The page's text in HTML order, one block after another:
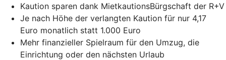
Kaution sparen dank MietkautionsBürgschaft der R+V
Je nach Höhe der verlangten Kaution für nur 4,17
Euro monatlich statt 1.000 Euro
Mehr finanzieller Spielraum für den Umzug, die
Einrichtung oder den nächsten Urlaub